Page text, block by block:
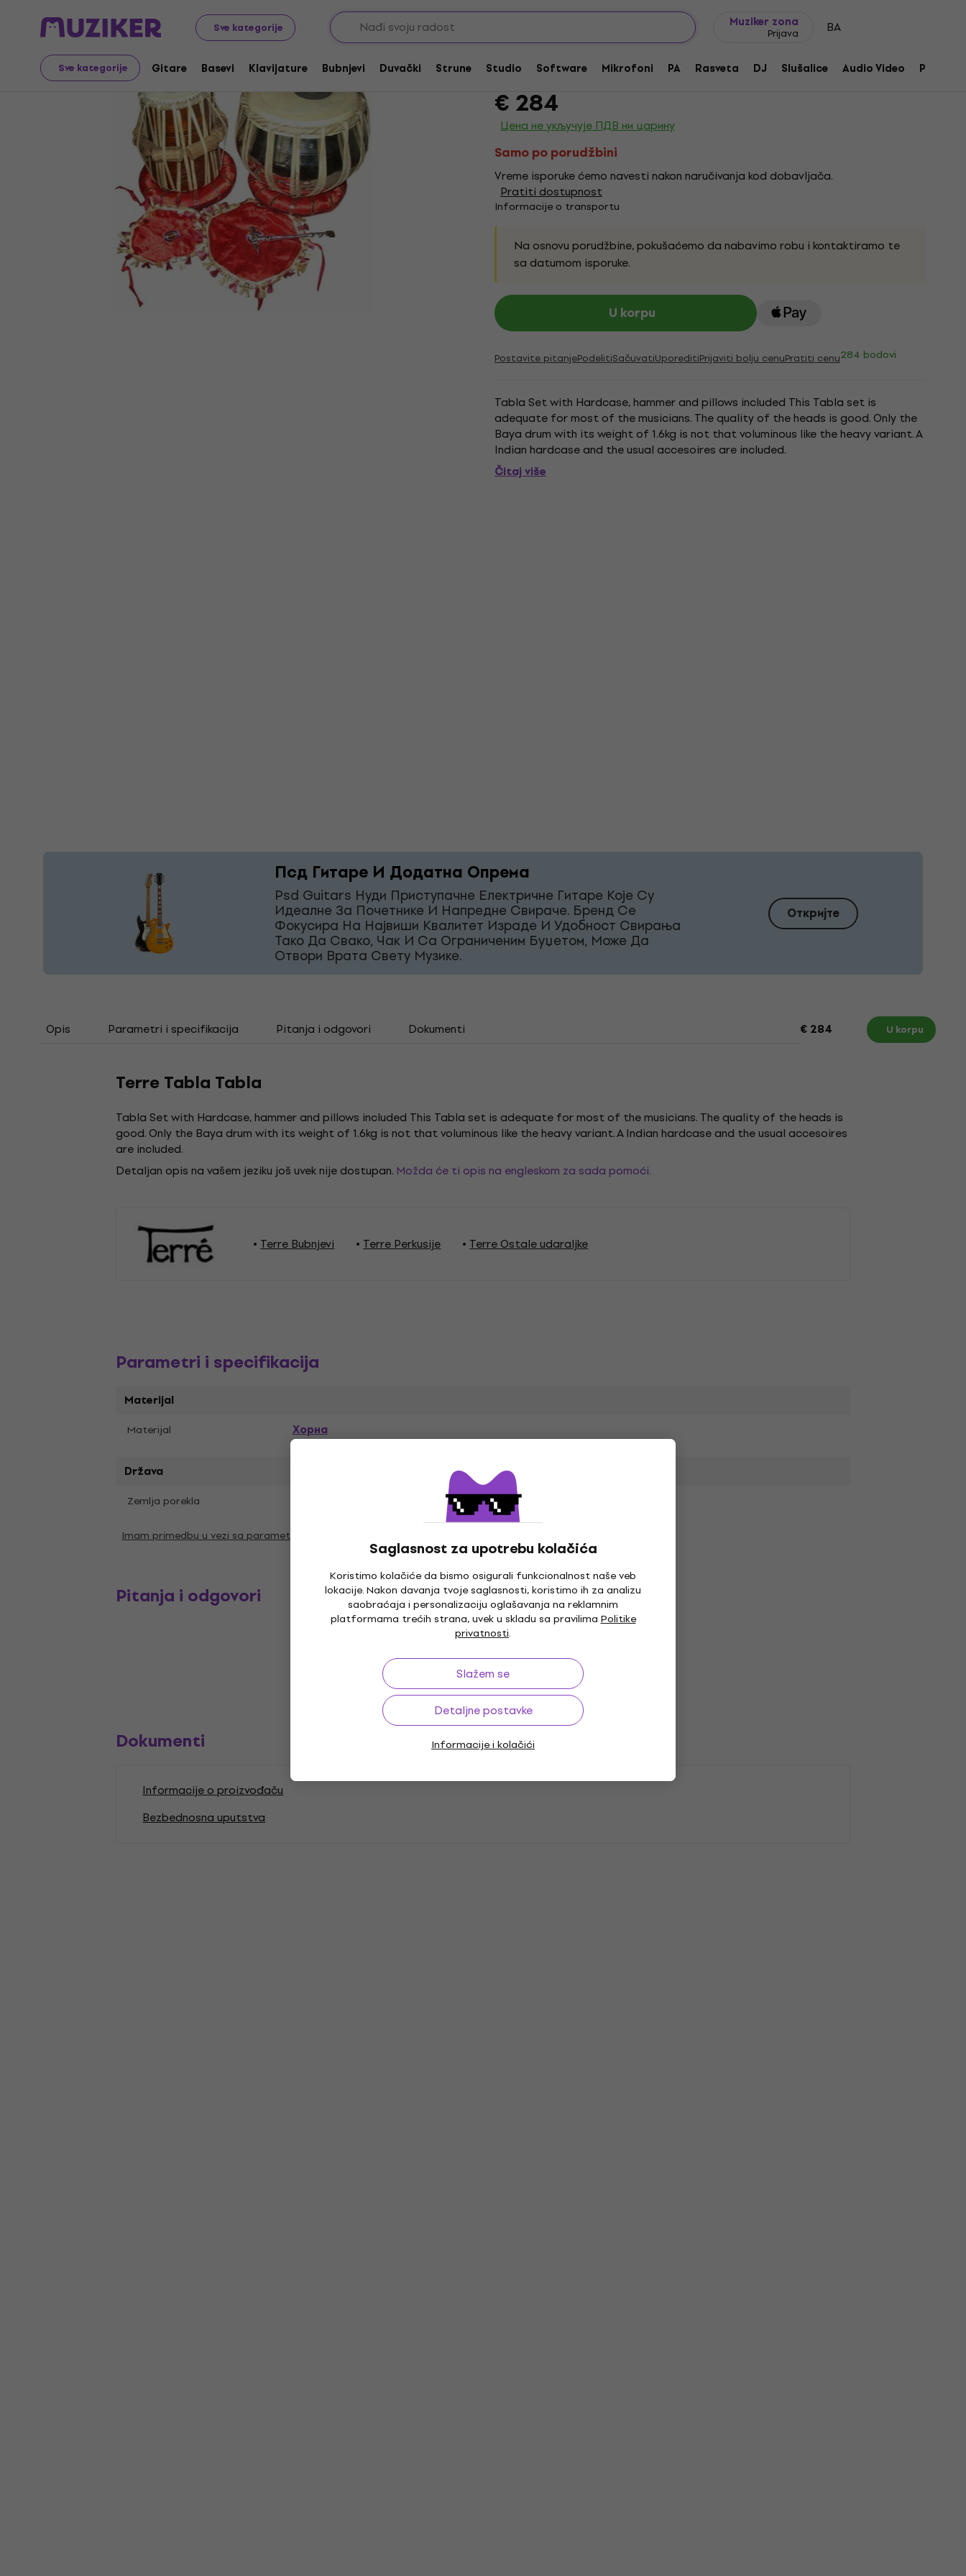
Sve kategorije
Muziker zona
Prijava BA
Sve kategorije Gitare Basevi Klavijature Bubnjevi Duvački Strune Studio Software Mikrofoni PA Rasveta DJ Slušalice Audio Video Pribor
Saglasnost za upotrebu kolačića
Koristimo kolačiće da bismo osigurali funkcionalnost naše veb
lokacije. Nakon davanja tvoje saglasnosti, koristimo ih za analizu
saobraćaja i personalizaciju oglašavanja na reklamnim
platformama trećih strana, uvek u skladu sa pravilimaPolitike
privatnosti.
Slažem se
Detaljne postavke
Informacije i kolačići
Muzički instrumenti Bubnjevi Udaraljke Ostale udaraljke
Terre Tabla Tabla
Brend: TerreKod proizvoda:229717
€ 284
Цена не укључује ПДВ ни царину
Samo po porudžbini
Vreme isporuke ćemo navesti nakon naručivanja kod dobavljača.
Pratiti dostupnost
Informacije o transportu
Na osnovu porudžbine, pokušaćemo da nabavimo robu i kontaktiramo te
sa datumom isporuke.
U korpu
Postavite pitanjePodelitiSačuvatiUporeditiPrijaviti bolju cenuPratiti cenu284 bodovi
Tabla Set with Hardcase, hammer and pillows included This Tabla set is
adequate for most of the musicians. The quality of the heads is good. Only the
Baya drum with its weight of 1.6kg is not that voluminous like the heavy variant. A
Indian hardcase and the usual accesoires are included.
Čitaj više
Псд Гитаре И Додатна Опрема
Psd Guitars Нуди Приступачне Електричне Гитаре Које Су
Идеалне За Почетнике И Напредне Свираче. Бренд Се
Фокусира На Највиши Квалитет Израде И Удобност Свирања
Тако Да Свако, Чак И Са Ограниченим Буџетом, Може Да
Отвори Врата Свету Музике.
Откријте
Opis Parametri i specifikacija Pitanja i odgovori Dokumenti € 284 U korpu
Terre Tabla Tabla
Tabla Set with Hardcase, hammer and pillows included This Tabla set is adequate for most of the musicians. The quality of the heads is
good. Only the Baya drum with its weight of 1.6kg is not that voluminous like the heavy variant. A Indian hardcase and the usual accesoires
are included.
Detaljan opis na vašem jeziku još uvek nije dostupan. Možda će ti opis na engleskom za sada pomoći.
Terre Bubnjevi Terre Perkusije Terre Ostale udaraljke
Parametri i specifikacija
Materijal
Materijal Хорна
Država
Zemlja porekla
Imam primedbu u vezi sa parametrima
Pitanja i odgovori
Dokumenti
Informacije o proizvođaču
Bezbednosna uputstva